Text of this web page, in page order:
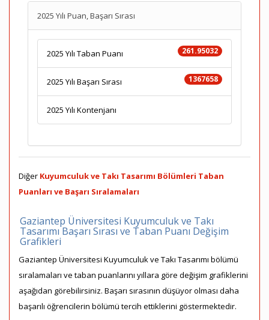
2025 Yılı Puan, Başarı Sırası
261.95032
2025 Yılı Taban Puanı
1367658
2025 Yılı Başarı Sırası
2025 Yılı Kontenjanı
Diğer Kuyumculuk ve Takı Tasarımı Bölümleri Taban
Puanları ve Başarı Sıralamaları
Gaziantep Üniversitesi Kuyumculuk ve Takı
Tasarımı Başarı Sırası ve Taban Puanı Değişim
Grafikleri
Gaziantep Üniversitesi Kuyumculuk ve Takı Tasarımı bölümü
sıralamaları ve taban puanlarını yıllara göre değişim grafiklerini
aşağıdan görebilirsiniz. Başarı sırasının düşüyor olması daha
başarılı öğrencilerin bölümü tercih ettiklerini göstermektedir.